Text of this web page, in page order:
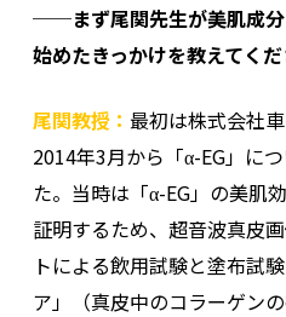
──まず尾関先生が美肌成分
始めたきっかけを教えてくだ
尾関教授： 最初は株式会社
2014年3月から「α-EG」に
た。当時は「α-EG」の美肌
証明するため、超音波真皮
トによる飲用試験と塗布試
ア」（真皮中のコラーゲン